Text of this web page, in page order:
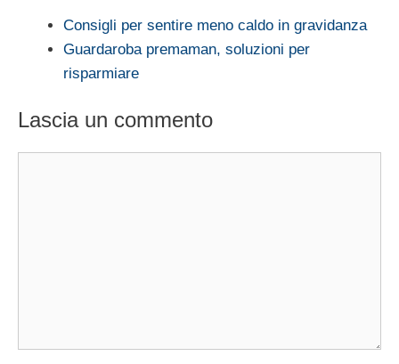
Consigli per sentire meno caldo in gravidanza
Guardaroba premaman, soluzioni per
risparmiare
Lascia un commento